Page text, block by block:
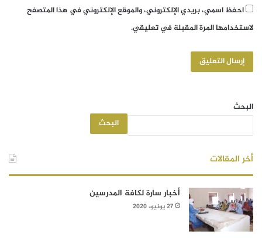
احفظ اسمي، بريدي الإلكتروني، والموقع الإلكتروني في هذا المتصفح
لاستخدامها المرة المقبلة في تعليقي.
البحث
البحث
أخر المقالات
أخبار سارة لكافة المدرسين
27 يونيو، 2020